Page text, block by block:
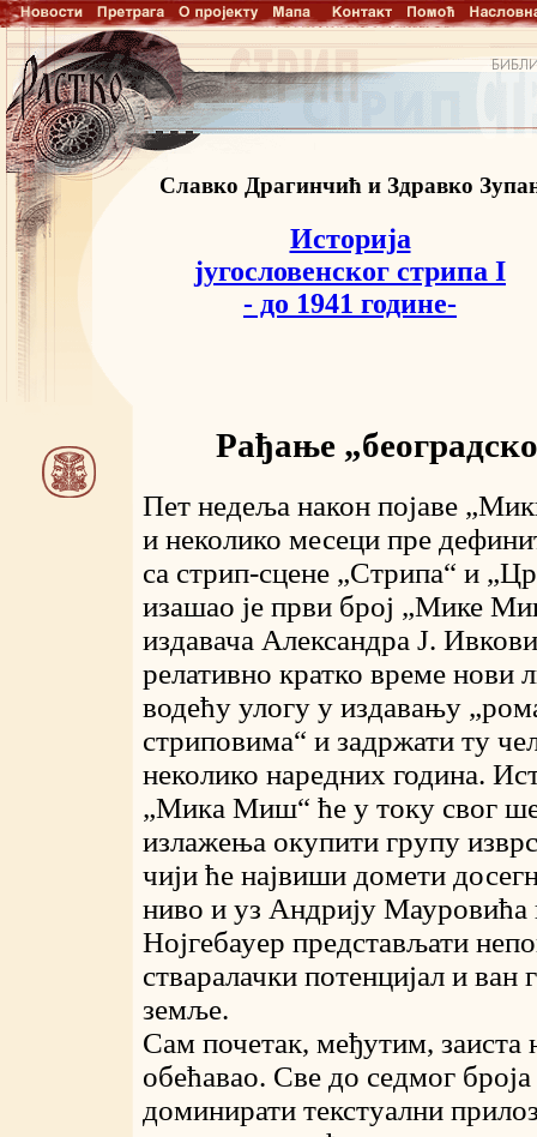
Славко Драгинчић и Здравко
Историја
југословенског стрипа I
- до 1941 године-
Рађање
Пет недеља након појаве
и неколико месеци пре
са стрип-сцене „Стрипа“ и
изашао је први број „Мике
издавача Александра Ј.
релативно кратко време нови
водећу улогу у издавању
стриповима“ и задржати ту
неколико наредних година.
„Мика Миш“ ће у току свог
излажења окупити групу
чији ће највиши домети
ниво и уз Андрију Мауровића
Нојгебауер представљати
стваралачки потенцијал и ван
земље.
Сам почетак, међутим, заиста
обећавао. Све до седмог
доминирати текстуални